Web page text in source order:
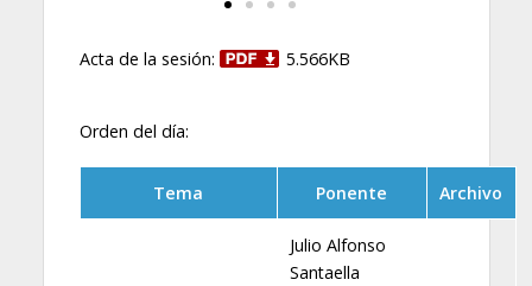
Acta de la sesión: 5.566KB
Orden del día:
Tema Ponente Archivo
Julio Alfonso
Santaella